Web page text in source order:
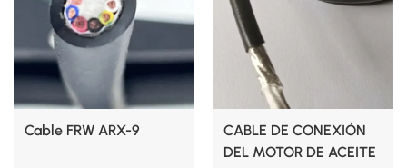
Cable FRW ARX-9
CABLE DE CONEXIÓN
DEL MOTOR DE ACEITE